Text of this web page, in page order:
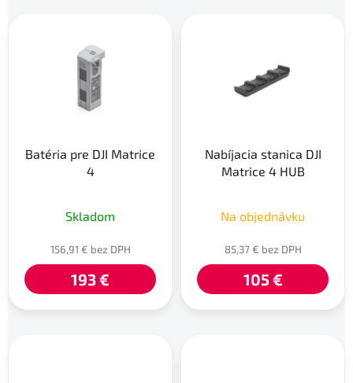
Batéria pre DJI Matrice
4
Skladom
156,91 € bez DPH
193 €
Nabíjacia stanica DJI
Matrice 4 HUB
Na objednávku
85,37 € bez DPH
105 €